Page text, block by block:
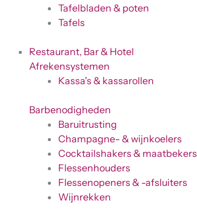
Tafelbladen & poten
Tafels
Restaurant, Bar & Hotel
Afrekensystemen
Kassa's & kassarollen
Barbenodigheden
Baruitrusting
Champagne- & wijnkoelers
Cocktailshakers & maatbekers
Flessenhouders
Flessenopeners & -afsluiters
Wijnrekken